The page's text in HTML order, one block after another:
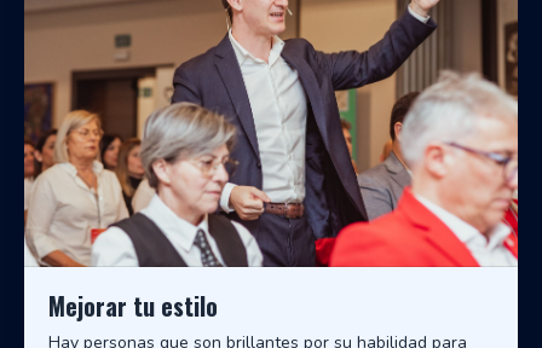
Mejorar tu estilo
Hay personas que son brillantes por su habilidad para